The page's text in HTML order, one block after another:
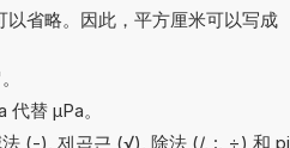
省略。因此，平方厘米可以写成
替 µPa。
(-), 제곱근 (√), 除法 (/, :, ÷) 和 pi